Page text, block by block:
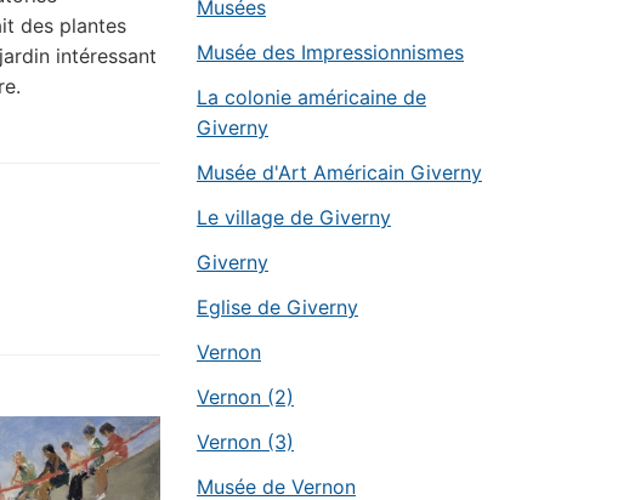
des plantes
intéressant
Musées
Musée des Impressionnismes
La colonie américaine de
Giverny
Musée d'Art Américain Giverny
Le village de Giverny
Giverny
Eglise de Giverny
Vernon
Vernon (2)
Vernon (3)
Musée de Vernon